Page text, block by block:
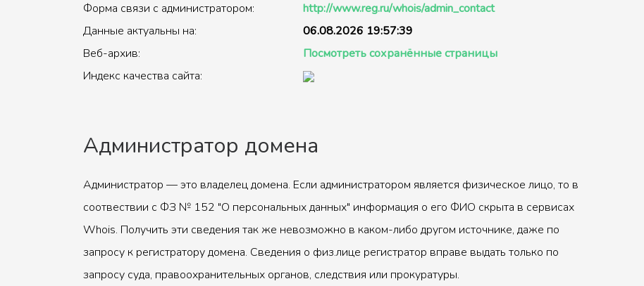
Форма связи с администратором:
http://www.reg.ru/whois/admin_contact
Данные актуальны на:
06.08.2026 19:57:39
Веб-архив:
Посмотреть сохранённые страницы
Индекс качества сайта:
Администратор домена
Администратор — это владелец домена. Если администратором является физическое лицо, то в
соотвествии с ФЗ № 152 "О персональных данных" информация о его ФИО скрыта в сервисах
Whois. Получить эти сведения так же невозможно в каком-либо другом источнике, даже по
запросу к регистратору домена. Сведения о физ.лице регистратор вправе выдать только по
запросу суда, правоохранительных органов, следствия или прокуратуры.